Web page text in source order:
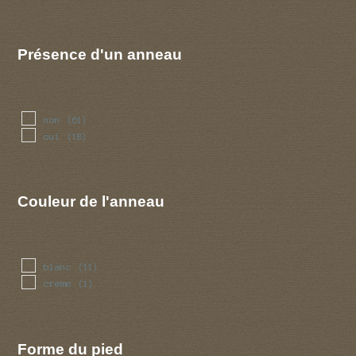
Présence d'un anneau
non (61)
oui (18)
Couleur de l'anneau
blanc (11)
creme (1)
Forme du pied